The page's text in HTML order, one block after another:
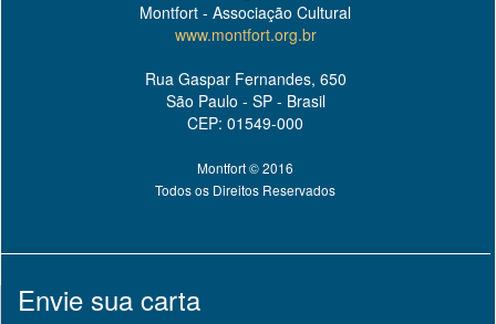
Montfort - Associação Cultural
www.montfort.org.br
Rua Gaspar Fernandes, 650
São Paulo - SP - Brasil
CEP: 01549-000
Montfort © 2016
Todos os Direitos Reservados
Envie sua carta